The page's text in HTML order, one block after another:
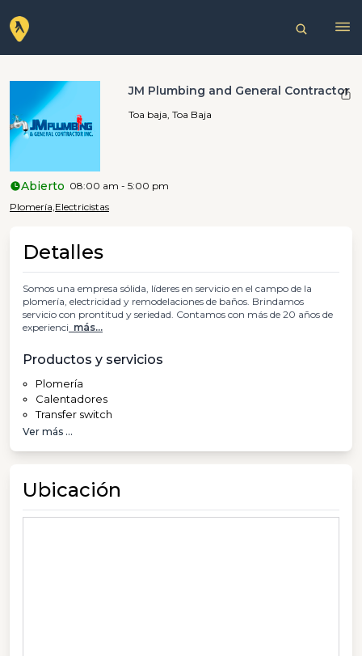
JM Plumbing and General Contractor
Toa baja, Toa Baja
Abierto 08:00 am - 5:00 pm
Plomería,Electricistas
Detalles
Somos una empresa sólida, líderes en servicio en el campo de la
plomería, electricidad y remodelaciones de baños. Brindamos
servicio con prontitud y seriedad. Contamos con más de 20 años de
experienci más...
Productos y servicios
Plomería
Calentadores
Transfer switch
Ver más ...
Ubicación